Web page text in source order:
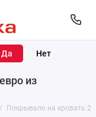
из
Покрывало на кровать